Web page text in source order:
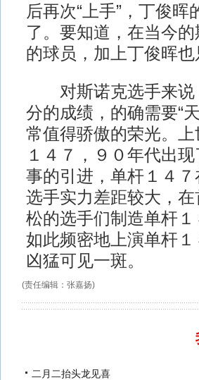
后再次“上手”，丁俊
了。要知道，在当今
的球员，加上丁俊晖也
对斯诺克选手来说
分的成绩，的确需要“
常值得骄傲的荣光。
１４７，９０年代出
事的引进，单杆１４
选手实力差距较大，
松的选手们制造单杆
如此频密地上演单杆
凶猛可见一斑。
(责任编辑：张嘉扬)
二月二抬头龙见喜